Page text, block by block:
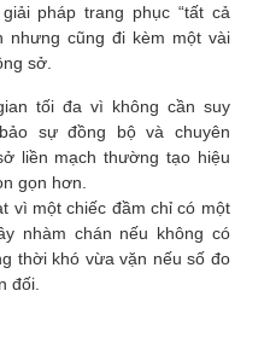
pháp trang phục “tất cả
nhưng cũng đi kèm một vài
sở.
tối đa vì không cần suy
sự đồng bộ và chuyên
liền mạch thường tạo hiệu
gọn hơn.
vì một chiếc đầm chỉ có một
nhàm chán nếu không có
thời khó vừa vặn nếu số đo
đối.